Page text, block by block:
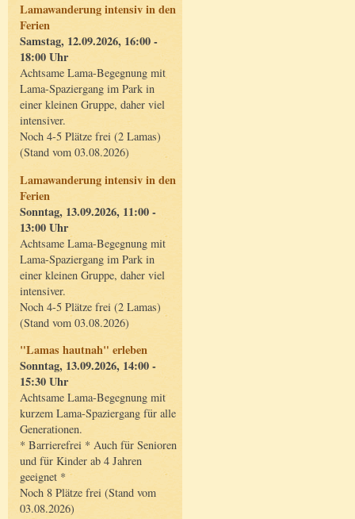
Lamawanderung intensiv in den
Ferien
Samstag, 12.09.2026, 16:00 -
18:00 Uhr
Achtsame Lama-Begegnung mit
Lama-Spaziergang im Park in
einer kleinen Gruppe, daher viel
intensiver.
Noch 4-5 Plätze frei (2 Lamas)
(Stand vom 03.08.2026)
Lamawanderung intensiv in den
Ferien
Sonntag, 13.09.2026, 11:00 -
13:00 Uhr
Achtsame Lama-Begegnung mit
Lama-Spaziergang im Park in
einer kleinen Gruppe, daher viel
intensiver.
Noch 4-5 Plätze frei (2 Lamas)
(Stand vom 03.08.2026)
"Lamas hautnah" erleben
Sonntag, 13.09.2026, 14:00 -
15:30 Uhr
Achtsame Lama-Begegnung mit
kurzem Lama-Spaziergang für alle
Generationen.
* Barrierefrei * Auch für Senioren
und für Kinder ab 4 Jahren
geeignet *
Noch 8 Plätze frei (Stand vom
03.08.2026)